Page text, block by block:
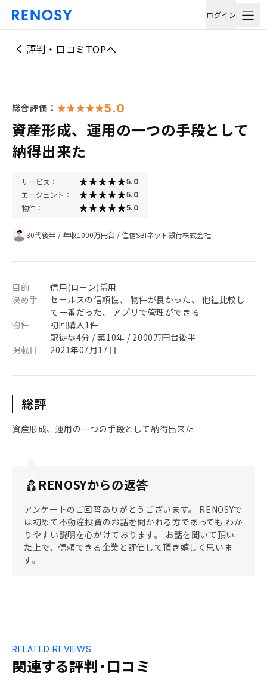
ログイン
評判・口コミTOPへ
総合評価： 5.0
資産形成、運用の一つの手段として
納得出来た
サービス： 5.0
エージェント： 5.0
物件： 5.0
30代後半 / 年収1000万円台 /住信SBIネット銀行株式会社
目的
信用(ローン)活用
決め手
セールスの信頼性、 物件が良かった、 他社比較し
て一番だった、 アプリで管理ができる
物件
初回購入1件
駅徒歩4分 / 築10年 / 2000万円台後半
掲載日
2021年07月17日
総評
資産形成、運用の一つの手段として納得出来た
RENOSYからの返答
アンケートのご回答ありがとうございます。 RENOSYで
は初めて不動産投資のお話を聞かれる方であっても わか
りやすい説明を心がけております。 お話を聞いて頂い
た上で、信頼できる企業と評価して頂き嬉しく思いま
す。
関連する評判・口コミ
RELATED REVIEWS